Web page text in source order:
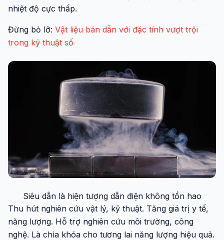
nhiệt độ cực thấp.
Đừng bỏ lỡ: Vật liệu bán dẫn với đặc tính vượt trội
trong kỹ thuật số
Siêu dẫn là hiện tượng dẫn điện không tổn hao
Thu hút nghiên cứu vật lý, kỹ thuật. Tăng giá trị y tế,
năng lượng. Hỗ trợ nghiên cứu môi trường, công
nghệ. Là chìa khóa cho tương lai năng lượng hiệu quả.